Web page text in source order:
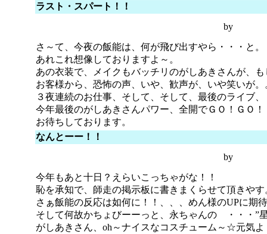
ラスト・スパート！！
by
さ～て、今夜の飯能は、何が飛び出すやら・・・と。
あれこれ想像しておりますよ～。
あの衣装で、メイクもバッチリのがしあきさんが、
お客様から、恐怖の声、いや、歓声が、いや笑いが。
３夜連続のお仕事、そして、そして、最後のライブ、
今年最後のがしあきさんパワー、全開でＧＯ！ＧＯ！
お待ちしております。
なんとーー！！
by
今年もあと十日？えらいこっちゃがな！！
恥を承知で、師走の掲示板に書きまくらせて頂きやす
さぁ飯能の反応は如何に！！、、、めん様のUPに期
そして何故かちょびーーっと、永ちゃんの ・・
がしあきさん、oh～ナイスなコスチューム～☆元気よ